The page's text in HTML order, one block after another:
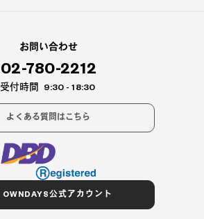
お問い合わせ
02-780-2212
受付時間 9:30 - 18:30
よくある質問はこちら
OWNDAYS公式アカウント